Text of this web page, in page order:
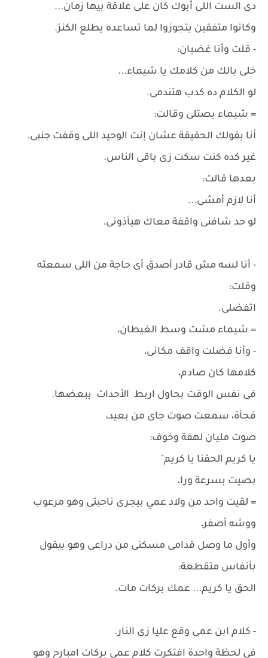
دى الست اللى أبوك كان على علاقة بيها زمان...
وكانوا متفقين يتجوزوا لما تساعده يطلع الكنز.
- قلت وأنا غضبان:
خلى بالك من كلامك يا شيماء...
لو الكلام ده كدب هتندمى.
= شيماء بصتلى وقالت:
أنا بقولك الحقيقة عشان إنت الوحيد اللى وقفت جنبى.
غير كده كنت سكت زى باقى الناس.
بعدها قالت:
أنا لازم أمشى...
لو حد شافنى واقفة معاك هيأذونى.
- أنا لسه مش قادر أصدق أى حاجة من اللى سمعته
وقلت:
اتفضلى.
= شيماء مشت وسط الغيطان،
- وأنا فضلت واقف مكانى،
كلامها كان صادم،
فى نفس الوقت بحاول اربط الأحداث ببعضها.
فجأة، سمعت صوت جاى من بعيد،
صوت مليان لهفة وخوف:
يا كريم الحقنا يا كريم"
بصيت بسرعة ورا،
= لقيت واحد من ولاد عمي بيجرى ناحيتى وهو مرعوب
ووشه أصفر،
وأول ما وصل قدامى مسكنى من دراعى وهو بيقول
بأنفاس متقطعة:
الحق يا كريم... عمك بركات مات.
- كلام ابن عمى وقع عليا زى النار.
فى لحظة واحدة افتكرت كلام عمى بركات امبارح وهو